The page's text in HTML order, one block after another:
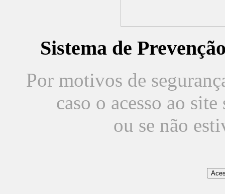
Sistema de
Por motivos de
caso o acesso ao
ou se não